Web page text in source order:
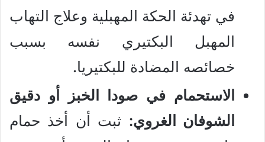
في تهدئة الحكة المهبلية وعلاج التهاب
المهبل البكتيري نفسه بسبب
خصائصه المضادة للبكتيريا.
الاستحمام في صودا الخبز أو دقيق
الشوفان الغروي: ثبت أن أخذ حمام